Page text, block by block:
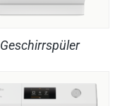
Geschirrspüler